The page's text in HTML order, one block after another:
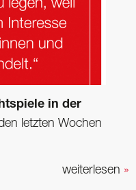
in der
letzten Wochen
weiterlesen »